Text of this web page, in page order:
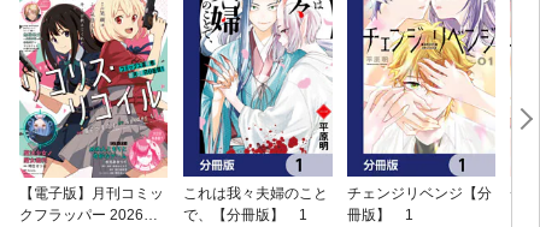
【電子版】月刊コミッ
クフラッパー 2026年9
これは我々夫婦のこと
で、【分冊版】 1
チェンジリベンジ【分
冊版】 1
チ